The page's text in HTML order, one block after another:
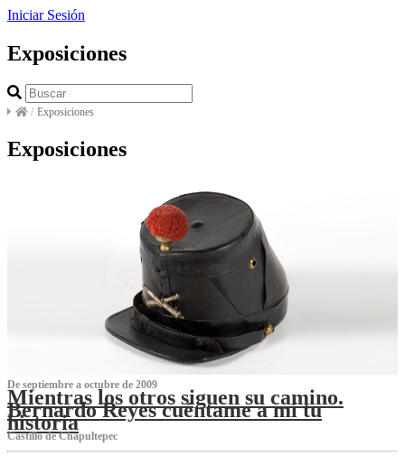
Iniciar Sesión
Exposiciones
/ Exposiciones
Exposiciones
De septiembre a octubre de 2009
Mientras los otros siguen su camino.
Bernardo Reyes cuéntame a mí tu
historia
Castillo de Chapultepec